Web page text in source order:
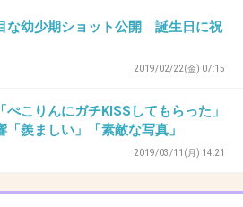
な幼少期ショット公開 誕生日に祝
2019/02/22(金) 07:15
ぺこりんにガチKISSしてもらった」
「羨ましい」「素敵な写真」
2019/03/11(月) 14:21